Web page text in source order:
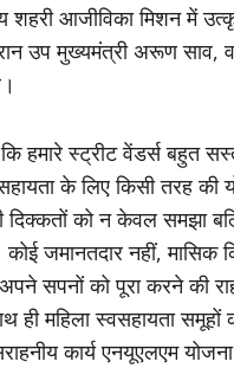
शहरी आजीविका मिशन में
उप मुख्यमंत्री अरूण साव,
हमारे स्ट्रीट वेंडर्स बहुत
के लिए किसी तरह की
को न केवल समझा
जमानतदार नहीं,
सपनों को पूरा करने की
महिला स्वसहायता समूहों
कार्य एनयूएलएम